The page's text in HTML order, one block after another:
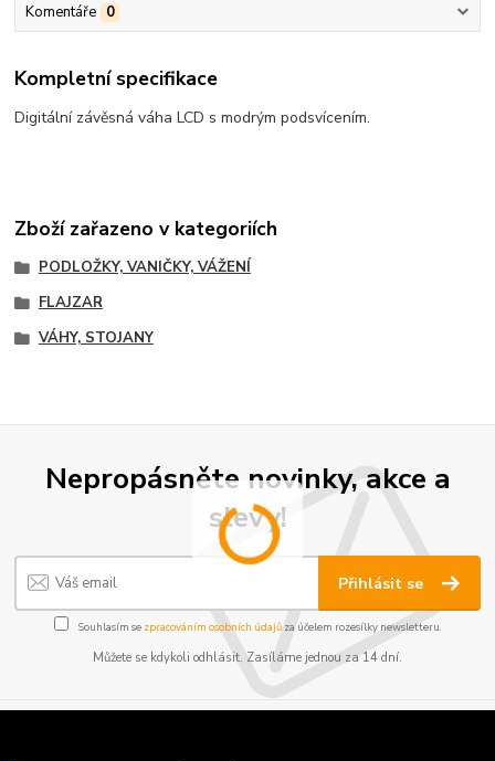
Komentáře 0
Kompletní specifikace
Digitální závěsná váha LCD s modrým podsvícením.
Zboží zařazeno v kategoriích
PODLOŽKY, VANIČKY, VÁŽENÍ
FLAJZAR
VÁHY, STOJANY
Nepropásněte novinky, akce a
slevy!
Přihlásit se
Souhlasím se zpracováním osobních údajůza účelem rozesílky newsletteru.
Můžete se kdykoli odhlásit. Zasíláme jednou za 14 dní.